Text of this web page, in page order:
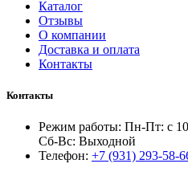
Каталог
Отзывы
О компании
Доставка и оплата
Контакты
Контакты
Режим работы: Пн-Пт: с
Сб-Вс: Выходной
Телефон: +7 (931) 293-58-